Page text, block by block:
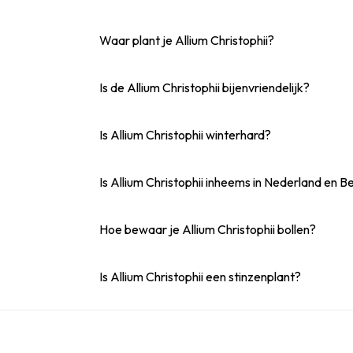
Waar plant je Allium Christophii?
Is de Allium Christophii bijenvriendelijk?
Is Allium Christophii winterhard?
Is Allium Christophii inheems in Nederland en
Hoe bewaar je Allium Christophii bollen?
Is Allium Christophii een stinzenplant?